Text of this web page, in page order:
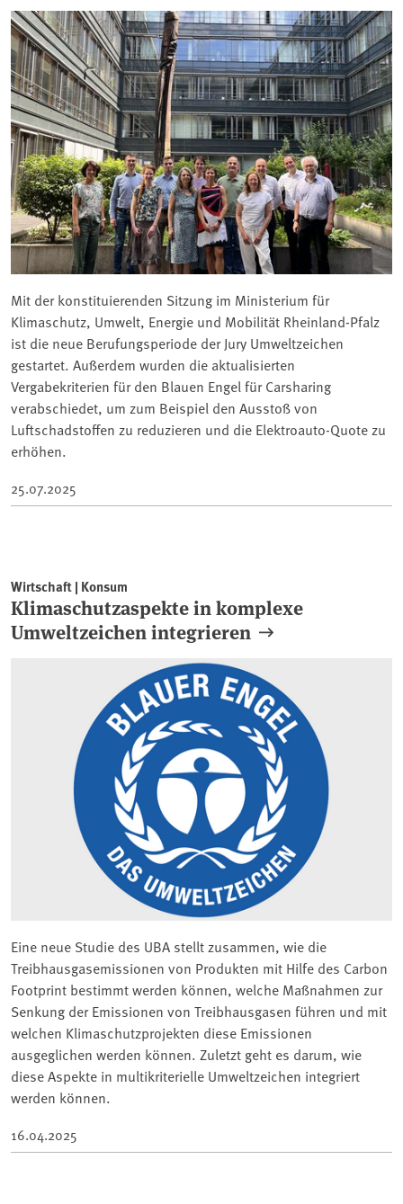
Mit der konstituierenden Sitzung im Ministerium für
Klimaschutz, Umwelt, Energie und Mobilität Rheinland-Pfalz
ist die neue Berufungsperiode der Jury Umweltzeichen
gestartet. Außerdem wurden die aktualisierten
Vergabekriterien für den Blauen Engel für Carsharing
verabschiedet, um zum Beispiel den Ausstoß von
Luftschadstoffen zu reduzieren und die Elektroauto-Quote zu
erhöhen.
25.07.2025
Wirtschaft | Konsum
Klimaschutzaspekte in komplexe
Umweltzeichen integrieren
Eine neue Studie des UBA stellt zusammen, wie die
Treibhausgasemissionen von Produkten mit Hilfe des Carbon
Footprint bestimmt werden können, welche Maßnahmen zur
Senkung der Emissionen von Treibhausgasen führen und mit
welchen Klimaschutzprojekten diese Emissionen
ausgeglichen werden können. Zuletzt geht es darum, wie
diese Aspekte in multikriterielle Umweltzeichen integriert
werden können.
16.04.2025